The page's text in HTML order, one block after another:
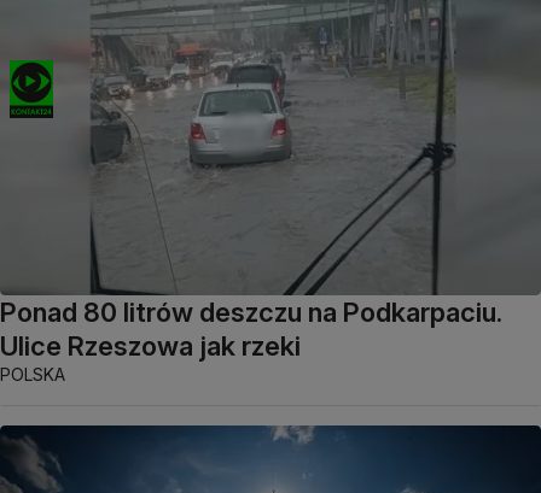
Ponad 80 litrów deszczu na Podkarpaciu.
Ulice Rzeszowa jak rzeki
POLSKA